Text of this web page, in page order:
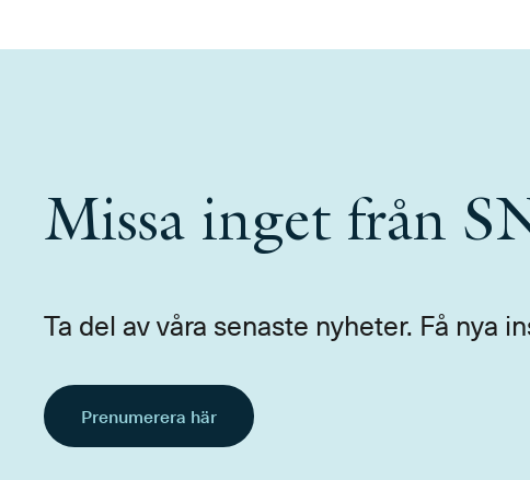
Missa inget från
Ta del av våra senaste nyheter. Få nya
Prenumerera här